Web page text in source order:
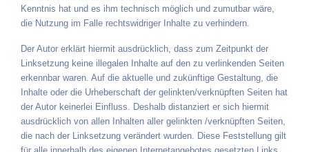
Kenntnis hat und es ihm technisch möglich und zumutbar wäre,
die Nutzung im Falle rechtswidriger Inhalte zu verhindern.
Der Autor erklärt hiermit ausdrücklich, dass zum Zeitpunkt der
Linksetzung keine illegalen Inhalte auf den zu verlinkenden Seiten
erkennbar waren. Auf die aktuelle und zukünftige Gestaltung, die
Inhalte oder die Urheberschaft der gelinkten/verknüpften Seiten hat
der Autor keinerlei Einfluss. Deshalb distanziert er sich hiermit
ausdrücklich von allen Inhalten aller gelinkten /verknüpften Seiten,
die nach der Linksetzung verändert wurden. Diese Feststellung gilt